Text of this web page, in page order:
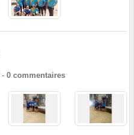
- 0 commentaires